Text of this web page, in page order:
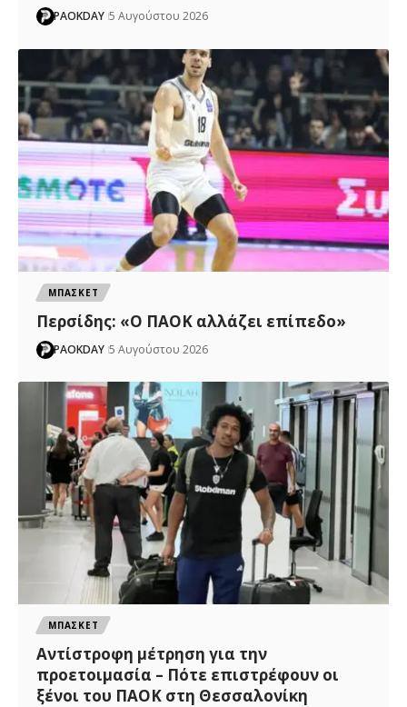
PAOKDAY 5 Αυγούστου 2026
ΜΠΑΣΚΕΤ
Περσίδης: «Ο ΠΑΟΚ αλλάζει επίπεδο»
PAOKDAY 5 Αυγούστου 2026
ΜΠΑΣΚΕΤ
Αντίστροφη μέτρηση για την
προετοιμασία – Πότε επιστρέφουν οι
ξένοι του ΠΑΟΚ στη Θεσσαλονίκη